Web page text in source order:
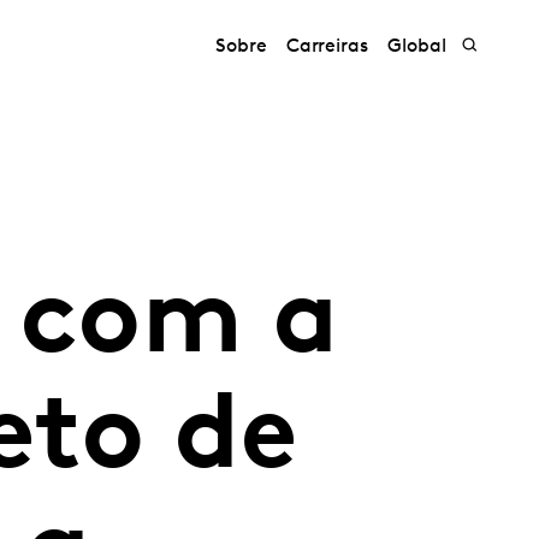
Sobre Carreiras Global
a
de